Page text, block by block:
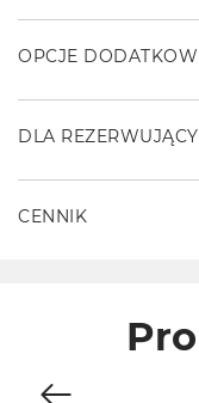
OPCJE
DLA
CENNIK